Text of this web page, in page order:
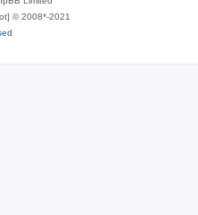
© 2008*-2021